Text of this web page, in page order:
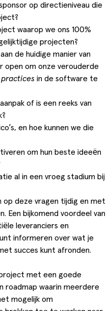
op directieniveau die
waarop we ons 100%
projecten?
de huidige manier van
open om onze verouderde
in de software te
of is een reeks van
en hoe kunnen we die
om hun beste ideeën
al in een vroeg stadium bij
op deze vragen tijdig en met
Een bijkomend voordeel van
leveranciers en
informeren over wat je
succes kunt afronden.
met een goede
roadmap waarin meerdere
mogelijk om